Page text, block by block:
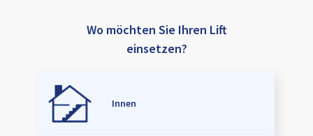
Wo möchten Sie Ihren Lift
einsetzen?
Innen